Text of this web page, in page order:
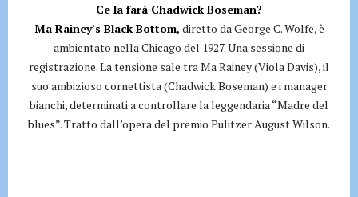
Ce la farà Chadwick Boseman?
Ma Rainey’s Black Bottom, diretto da George C. Wolfe, è
ambientato nella Chicago del 1927. Una sessione di
registrazione. La tensione sale tra Ma Rainey (Viola Davis), il
suo ambizioso cornettista (Chadwick Boseman) e i manager
bianchi, determinati a controllare la leggendaria “Madre del
blues”. Tratto dall’opera del premio Pulitzer August Wilson.